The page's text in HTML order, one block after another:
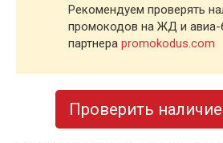
Рекомендуем проверять
промокодов на ЖД и авиа-
партнера promokodus.com
Проверить